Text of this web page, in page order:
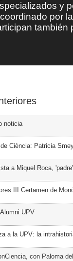
y
por
noticia
Ciència: Patricia
a Miquel Roca,
III Certamen de
UPV
a la UPV: la
con Paloma